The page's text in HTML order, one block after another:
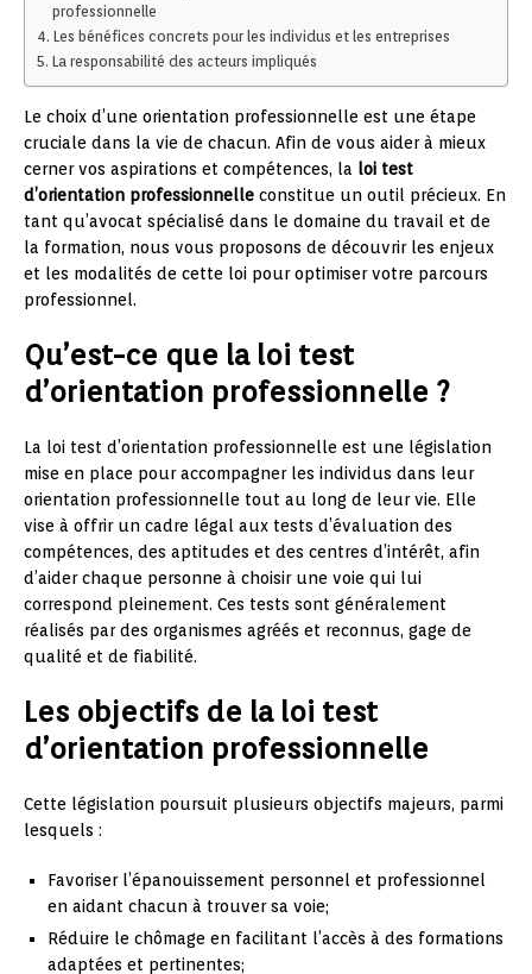
professionnelle
Les bénéfices concrets pour les individus et les entreprises
La responsabilité des acteurs impliqués
Le choix d’une orientation professionnelle est une étape
cruciale dans la vie de chacun. Afin de vous aider à mieux
cerner vos aspirations et compétences, la loi test
d’orientation professionnelle constitue un outil précieux. En
tant qu’avocat spécialisé dans le domaine du travail et de
la formation, nous vous proposons de découvrir les enjeux
et les modalités de cette loi pour optimiser votre parcours
professionnel.
Qu’est-ce que la loi test
d’orientation professionnelle ?
La loi test d’orientation professionnelle est une législation
mise en place pour accompagner les individus dans leur
orientation professionnelle tout au long de leur vie. Elle
vise à offrir un cadre légal aux tests d’évaluation des
compétences, des aptitudes et des centres d’intérêt, afin
d’aider chaque personne à choisir une voie qui lui
correspond pleinement. Ces tests sont généralement
réalisés par des organismes agréés et reconnus, gage de
qualité et de fiabilité.
Les objectifs de la loi test
d’orientation professionnelle
Cette législation poursuit plusieurs objectifs majeurs, parmi
lesquels :
Favoriser l’épanouissement personnel et professionnel
en aidant chacun à trouver sa voie;
Réduire le chômage en facilitant l’accès à des formations
adaptées et pertinentes;